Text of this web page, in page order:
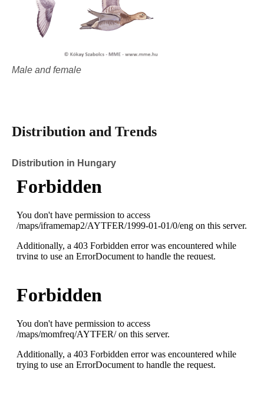
Male and female
Distribution and Trends
Distribution in Hungary